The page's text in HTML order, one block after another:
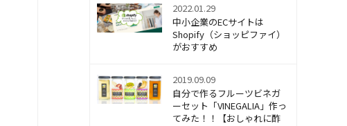
2022.01.29
中小企業のECサイトは
Shopify（ショッピファイ）
がおすすめ
2019.09.09
自分で作るフルーツビネガ
ーセット「VINEGALIA」作っ
てみた！！【おしゃれに酢